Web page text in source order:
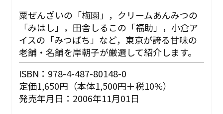
粟ぜんざいの「梅園」，クリームあんみつの
「みはし」，田舎しるこの「福助」，小倉ア
イスの「みつばち」など，東京が誇る甘味の
老舗・名舗を岸朝子が厳選して紹介します。
ISBN：978-4-487-80148-0
定価1,650円（本体1,500円＋税10%）
発売年月日：2006年11月01日